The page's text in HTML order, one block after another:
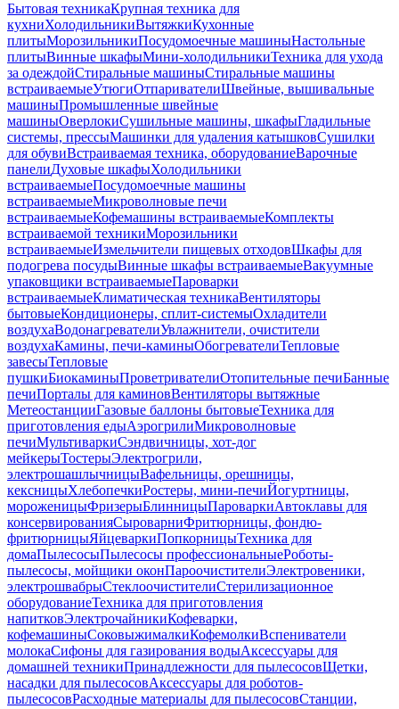
Бытовая техникаКрупная техника для
кухниХолодильникиВытяжкиКухонные
плитыМорозильникиПосудомоечные машиныНастольные
плитыВинные шкафыМини-холодильникиТехника для ухода
за одеждойСтиральные машиныСтиральные машины
встраиваемыеУтюгиОтпаривателиШвейные, вышивальные
машиныПромышленные швейные
машиныОверлокиСушильные машины, шкафыГладильные
системы, прессыМашинки для удаления катышковСушилки
для обувиВстраиваемая техника, оборудованиеВарочные
панелиДуховые шкафыХолодильники
встраиваемыеПосудомоечные машины
встраиваемыеМикроволновые печи
встраиваемыеКофемашины встраиваемыеКомплекты
встраиваемой техникиМорозильники
встраиваемыеИзмельчители пищевых отходовШкафы для
подогрева посудыВинные шкафы встраиваемыеВакуумные
упаковщики встраиваемыеПароварки
встраиваемыеКлиматическая техникаВентиляторы
бытовыеКондиционеры, сплит-системыОхладители
воздухаВодонагревателиУвлажнители, очистители
воздухаКамины, печи-каминыОбогревателиТепловые
завесыТепловые
пушкиБиокаминыПроветривателиОтопительные печиБанные
печиПорталы для каминовВентиляторы вытяжные
МетеостанцииГазовые баллоны бытовыеТехника для
приготовления едыАэрогрилиМикроволновые
печиМультиваркиСэндвичницы, хот-дог
мейкерыТостерыЭлектрогрили,
электрошашлычницыВафельницы, орешницы,
кексницыХлебопечкиРостеры, мини-печиЙогуртницы,
мороженицыФризерыБлинницыПароваркиАвтоклавы для
консервированияСыроварниФритюрницы, фондю-
фритюрницыЯйцеваркиПопкорницыТехника для
домаПылесосыПылесосы профессиональныеРоботы-
пылесосы, мойщики оконПароочистителиЭлектровеники,
электрошвабрыСтеклоочистителиСтерилизационное
оборудованиеТехника для приготовления
напитковЭлектрочайникиКофеварки,
кофемашиныСоковыжималкиКофемолкиВспениватели
молокаСифоны для газирования водыАксессуары для
домашней техникиПринадлежности для пылесосовЩетки,
насадки для пылесосовАксессуары для роботов-
пылесосовРасходные материалы для пылесосовСтанции,